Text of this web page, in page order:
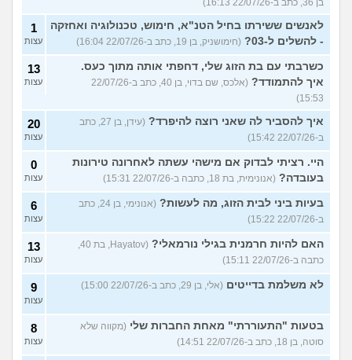
בן 36, כתב ב-22/07/26 16:13)
לאנשים ששירתו בחיל הטנ"א, חימוש, טכנולוגיה ואחזקה
- להשלים ל-03?
(חימושניק, בן 19, כתב ב-22/07/26 16:04)
1
עצות
כשרבתי עם בת הזוג שלי, דחפתי אותה מתוך כעס.
איך להתמודד?
(אלכס, שם בדוי, בן 40, כתב ב-22/07/26
15:53)
13
עצות
איך להסביר לה שאני רוצה להיפרד?
(עידן, בן 27, כתב
ב-22/07/26 15:42)
20
עצות
היי. רציתי לבדוק אם מישהי עשתה לאחרונה טירונות
בעובדה? (אנונימית, בת 18, כתבה ב-22/07/26 15:31)
0
עצות
בעיות ביני לבית הזוג, מה לעשות?
(אנונימי, בן 24, כתב
ב-22/07/26 15:22)
6
עצות
האם להיות חרמנית בגילי נורמאלי?
(Hayatov, בת 40,
כתבה ב-22/07/26 15:11)
13
עצות
לא משלמת בדייטים (אלי, בן 29, כתב ב-22/07/26 15:00) 9
עצות
בטעות "התעוררתי" מאחת החברות שלי (מקווה שלא
סוטה, בן 18, כתב ב-22/07/26 14:51)
8
עצות